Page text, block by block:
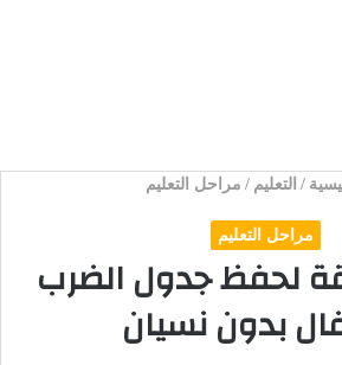
/ التعليم / مراحل التعليم
مراحل التعليم
لحفظ جدول الضرب
بدون نسيان